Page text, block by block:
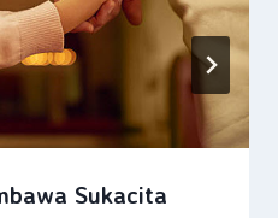
Sukacita